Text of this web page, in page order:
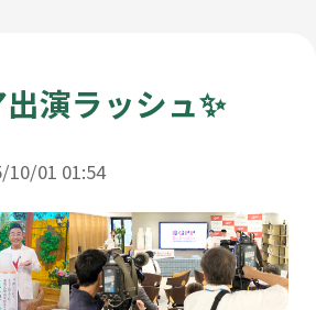
演ラッシュ✨
10/01 01:54